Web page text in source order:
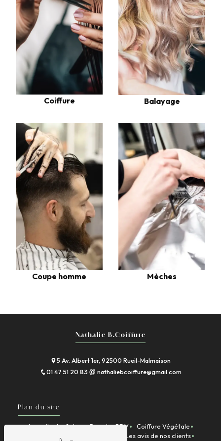
Coiffure Balayage
Coupe homme Mèches
Nathalie B.Coiffure
5 Av. Albert 1er, 92500 Rueil-Malmaison
01 47 51 20 83
nathaliebcoiffure@gmail.com
Plan du site
Accueil Le Salon Prendre RDV
Coiffure Végétale
Les avis de nos clients